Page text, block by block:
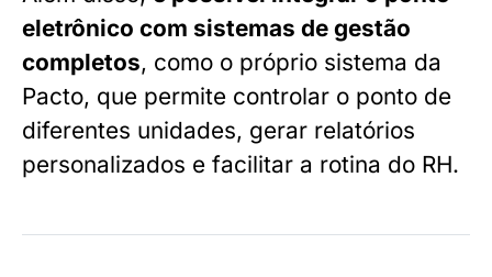
eletrônico com sistemas de gestão
completos, como o próprio sistema da
Pacto, que permite controlar o ponto de
diferentes unidades, gerar relatórios
personalizados e facilitar a rotina do RH.